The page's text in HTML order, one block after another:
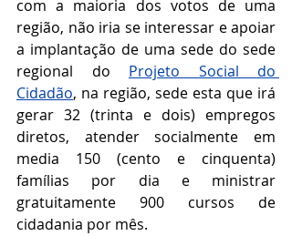
com a maioria dos votos de uma
região, não iria se interessar e apoiar
a implantação de uma sede do sede
regional do Projeto Social do
Cidadão, na região, sede esta que irá
gerar 32 (trinta e dois) empregos
diretos, atender socialmente em
media 150 (cento e cinquenta)
famílias por dia e ministrar
gratuitamente 900 cursos de
cidadania por mês.